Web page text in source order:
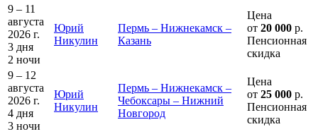
9 – 11
августа
2026 г.
3 дня
2 ночи
Юрий
Никулин
Пермь – Нижнекамск –
Казань
Цена
от 20 000 р.
Пенсионная
скидка
9 – 12
августа
2026 г.
4 дня
3 ночи
Юрий
Никулин
Пермь – Нижнекамск –
Чебоксары – Нижний
Новгород
Цена
от 25 000 р.
Пенсионная
скидка